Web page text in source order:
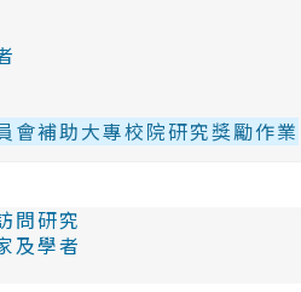
會補助大專校院研究獎勵作業
問研究
及學者